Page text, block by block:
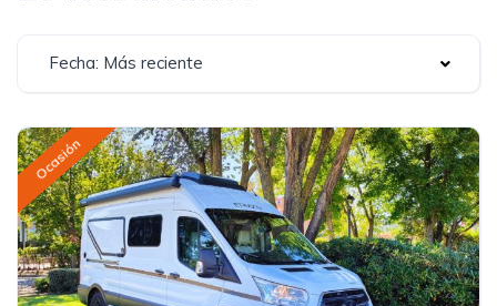
Fecha: Más reciente
Ocasión